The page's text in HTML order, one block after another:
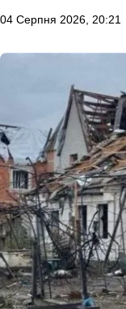
04 Серпня 2026, 20:21